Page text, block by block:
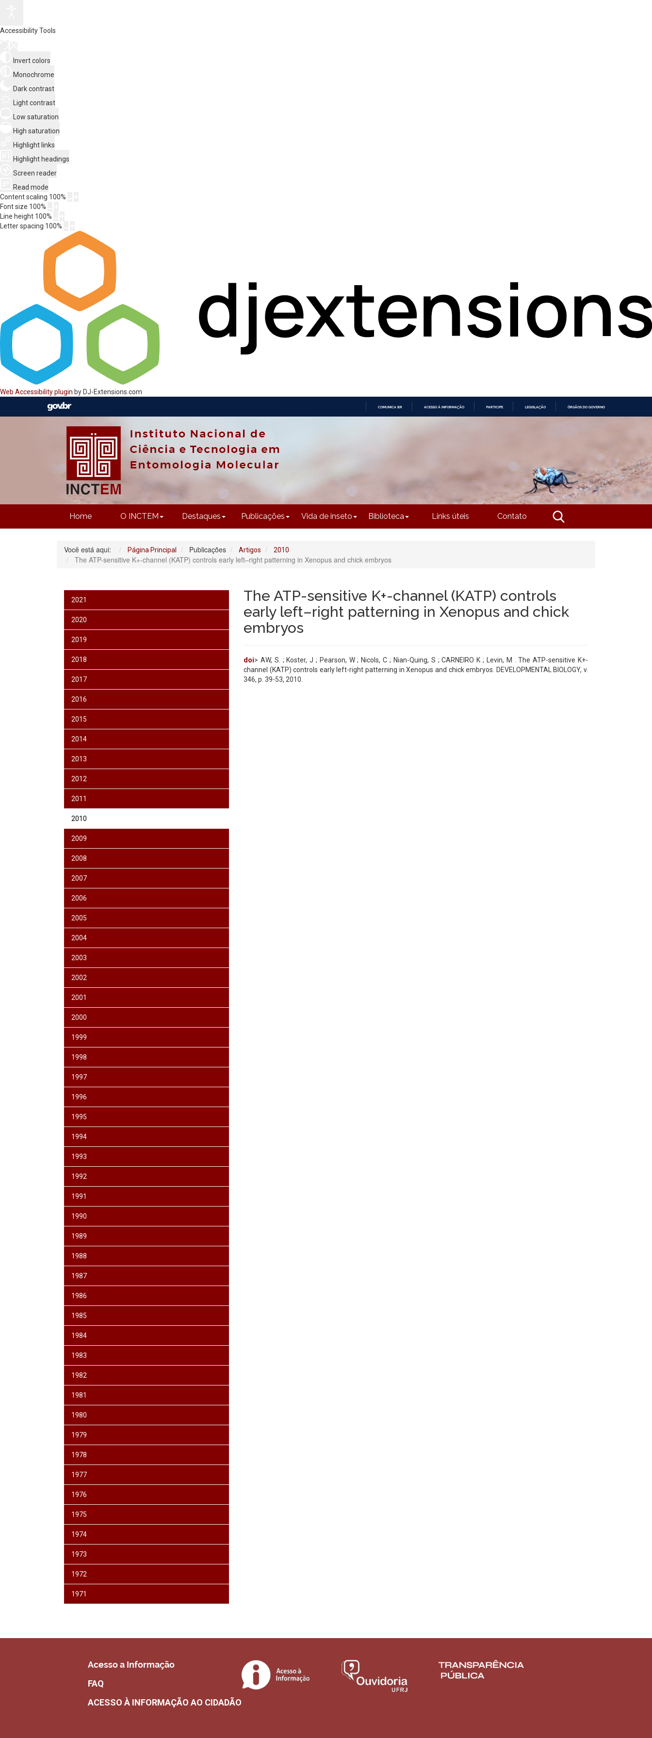
Accessibility Tools
Invert colors
Monochrome
Dark contrast
Light contrast
Low saturation
High saturation
Highlight links
Highlight headings
Screen reader
Read mode
Content scaling 100%
Font size 100%
Line height 100%
Letter spacing 100%
Web Accessibility plugin by DJ-Extensions.com
COMUNICA BR ACESSO À INFORMAÇÃO PARTICIPE LEGISLAÇÃO ÓRGÃOS DO GOVERNO
Home O INCTEM Destaques Publicações Vida de inseto Biblioteca Links úteis Contato
Você está aqui: Página Principal Publicações Artigos 2010
The ATP-sensitive K+-channel (KATP) controls early left–right patterning in Xenopus and chick embryos
2021
2020
2019
2018
2017
2016
2015
2014
2013
2012
2011
2010
2009
2008
2007
2006
2005
2004
2003
2002
2001
2000
1999
1998
1997
1996
1995
1994
1993
1992
1991
1990
1989
1988
1987
1986
1985
1984
1983
1982
1981
1980
1979
1978
1977
1976
1975
1974
1973
1972
1971
The ATP-sensitive K+-channel (KATP) controls
early left–right patterning in Xenopus and chick
embryos
doi> AW, S. ; Koster, J ; Pearson, W ; Nicols, C ; Nian-Quing, S ; CARNEIRO K ; Levin, M . The ATP-sensitive K+-
channel (KATP) controls early left-right patterning in Xenopus and chick embryos. DEVELOPMENTAL BIOLOGY, v.
346, p. 39-53, 2010.
Acesso a Informação
FAQ
ACESSO À INFORMAÇÃO AO CIDADÃO